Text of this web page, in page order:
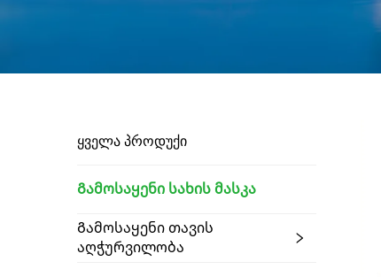
ᲧᲕᲔᲚᲐ ᲞᲠᲝᲓᲣᲥᲘ
Გამოსაყენი Სახის Მასკა
Გამოსაყენი Თავის
Აღჭურვილობა